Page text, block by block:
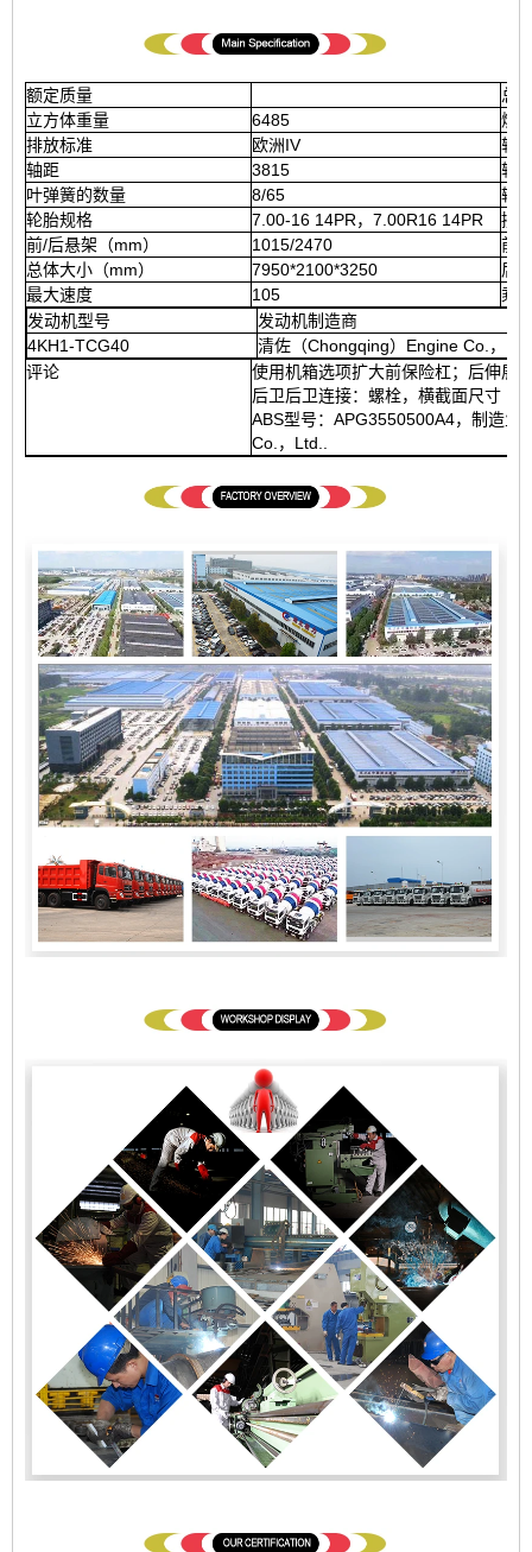
额定质量
总
立方体重量
6485
燃
排放标准
欧洲IV
轴
轴距
3815
轴
叶弹簧的数量
8/65
轮
轮胎规格
7.00-16 14PR，7.00R16 14PR
接
前/后悬架（mm）
1015/2470
前
总体大小（mm）
7950*2100*3250
后
最大速度
105
乘
发动机型号
发动机制造商
4KH1-TCG40
清佐（Chongqing）Engine Co.，
评论
使用机箱选项扩大前保险杠；后伸展
后卫后卫连接：螺栓，横截面尺寸（
ABS型号：APG3550500A4，制造
Co.，Ltd..